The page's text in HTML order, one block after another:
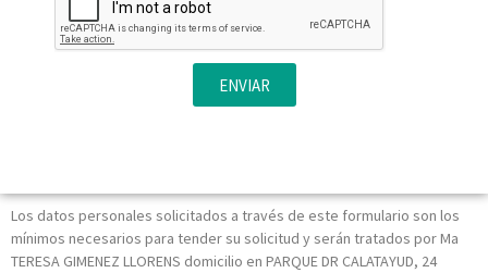
ENVIAR
Los datos personales solicitados a través de este formulario son los
mínimos necesarios para tender su solicitud y serán tratados por Ma
TERESA GIMENEZ LLORENS domicilio en PARQUE DR CALATAYUD, 24